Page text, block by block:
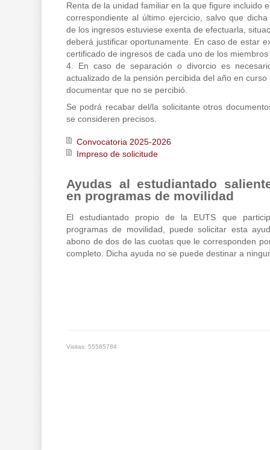
Renta de la unidad familiar en la que figure incluido
correspondiente al último ejercicio, salvo que
de los ingresos estuviese exenta de efectuarla,
deberá justificar oportunamente. En caso de estar
certificado de ingresos de cada uno de los
4. En caso de separación o divorcio es
actualizado de la pensión percibida del año en
documentar que no se percibió.
Se podrá recabar del/la solicitante otros
se consideren precisos.
Convocatoria 2025-2026
Impreso de solicitude
Ayudas al estudiantado
en programas de movilidad
El estudiantado propio de la EUTS que
programas de movilidad, puede solicitar esta
abono de dos de las cuotas que le corresponden
completo. Dicha ayuda no se puede destinar a
Visitas: 55585784